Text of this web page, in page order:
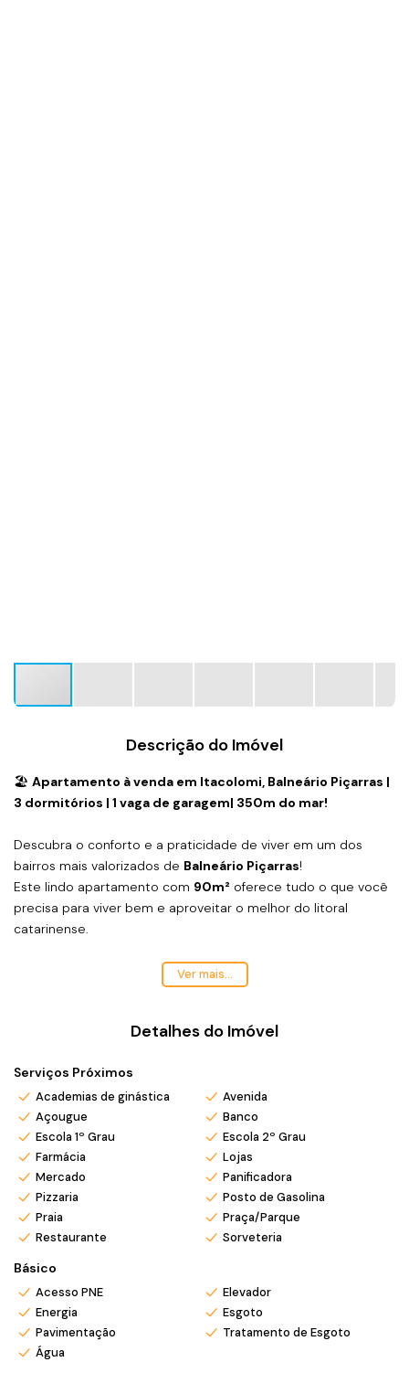
Descrição do Imóvel
🏖️ Apartamento à venda em Itacolomi, Balneário Piçarras |
3 dormitórios | 1 vaga de garagem| 350m do mar!
Descubra o conforto e a praticidade de viver em um dos
bairros mais valorizados de Balneário Piçarras!
Este lindo apartamento com 90m² oferece tudo o que você
precisa para viver bem e aproveitar o melhor do litoral
catarinense.
Características do imóvel:
3 dormitórios, sendo1 suíte
Sacada com ótima ventilação e iluminação natural
📍 Localização privilegiada:
BairroItacolomi
Apenas 350 metros da praia
Região tranquila, próxima a mercados, padarias,
restaurantes e com fácil acesso à BR-101
🌅 Ideal para morar ou investir!
Aproveite a proximidade com o mar e viva momentos
inesquecíveis com sua família em um ambiente confortável e
acolhedor.
💰Entre em contato
para mais informações e agende sua
visita!
Ver mais...
Detalhes do Imóvel
Serviços Próximos
Academias de ginástica
Avenida
Açougue
Banco
Escola 1º Grau
Escola 2º Grau
Farmácia
Lojas
Mercado
Panificadora
Pizzaria
Posto de Gasolina
Praia
Praça/Parque
Restaurante
Sorveteria
Básico
Acesso PNE
Elevador
Energia
Esgoto
Pavimentação
Tratamento de Esgoto
Água